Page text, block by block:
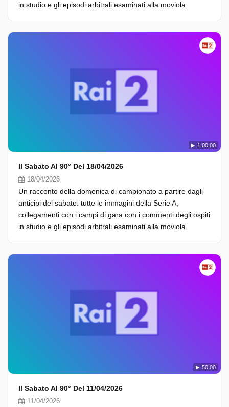
in studio e gli episodi arbitrali esaminati alla moviola.
1:00:00
Il Sabato Al 90° Del 18/04/2026
18/04/2026
Un racconto della domenica di campionato a partire dagli
anticipi del sabato: tutte le immagini della Serie A,
collegamenti con i campi di gara con i commenti degli ospiti
in studio e gli episodi arbitrali esaminati alla moviola.
50:00
Il Sabato Al 90° Del 11/04/2026
11/04/2026